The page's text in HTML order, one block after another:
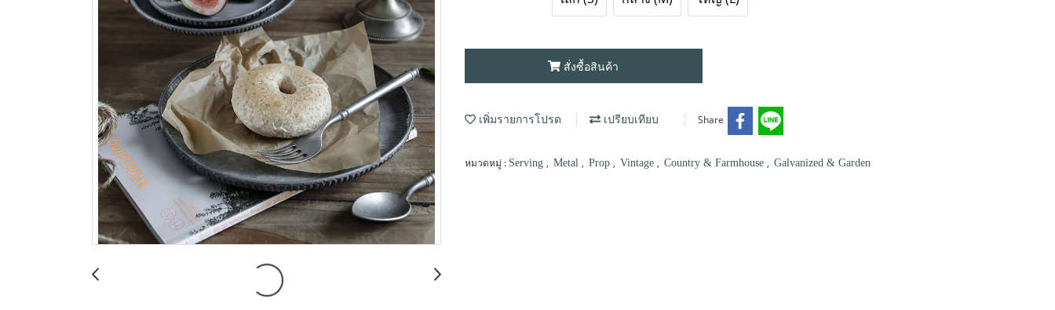
สั่งซื้อสินค้า
เพิ่มรายการโปรด เปรียบเทียบ Share
หมวดหมู่ : Serving , Metal , Prop , Vintage , Country & Farmhouse , Galvanized & Garden